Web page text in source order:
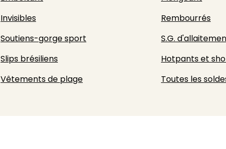
Invisibles Rembourrés
Soutiens-gorge sport S.G.
Slips brésiliens Hotpants et
Vêtements de plage Toutes les